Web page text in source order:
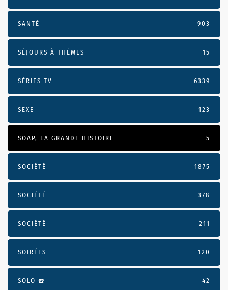
SANTÉ 903
SÉJOURS À THÈMES 15
SÉRIES TV 6339
SEXE 123
SOAP, LA GRANDE HISTOIRE 5
SOCIÉTÉ 1875
SOCIÉTÉ 378
SOCIÉTÉ 211
SOIRÉES 120
SOLO ☎️ 42